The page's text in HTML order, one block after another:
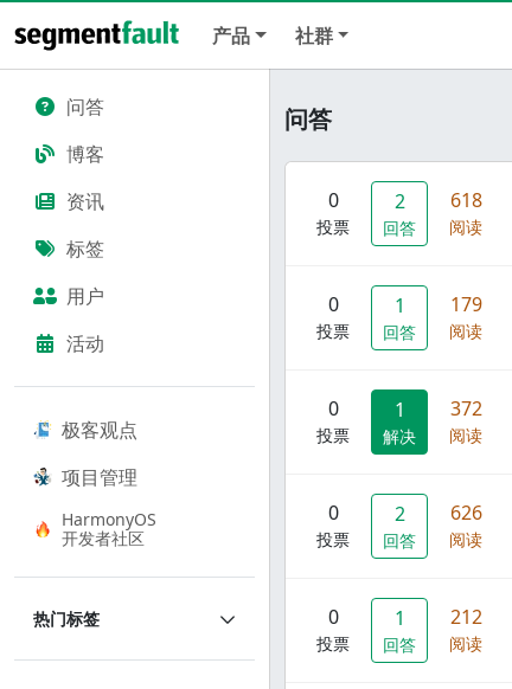
产品 社群
问答
博客
资讯
标签
用户
活动
极客观点
项目管理
HarmonyOS
开发者社区
热门标签
问答
0
投票
2
回答
618
阅读
0
投票
1
回答
179
阅读
0
投票
1
解决
372
阅读
0
投票
2
回答
626
阅读
0
投票
1
回答
212
阅读